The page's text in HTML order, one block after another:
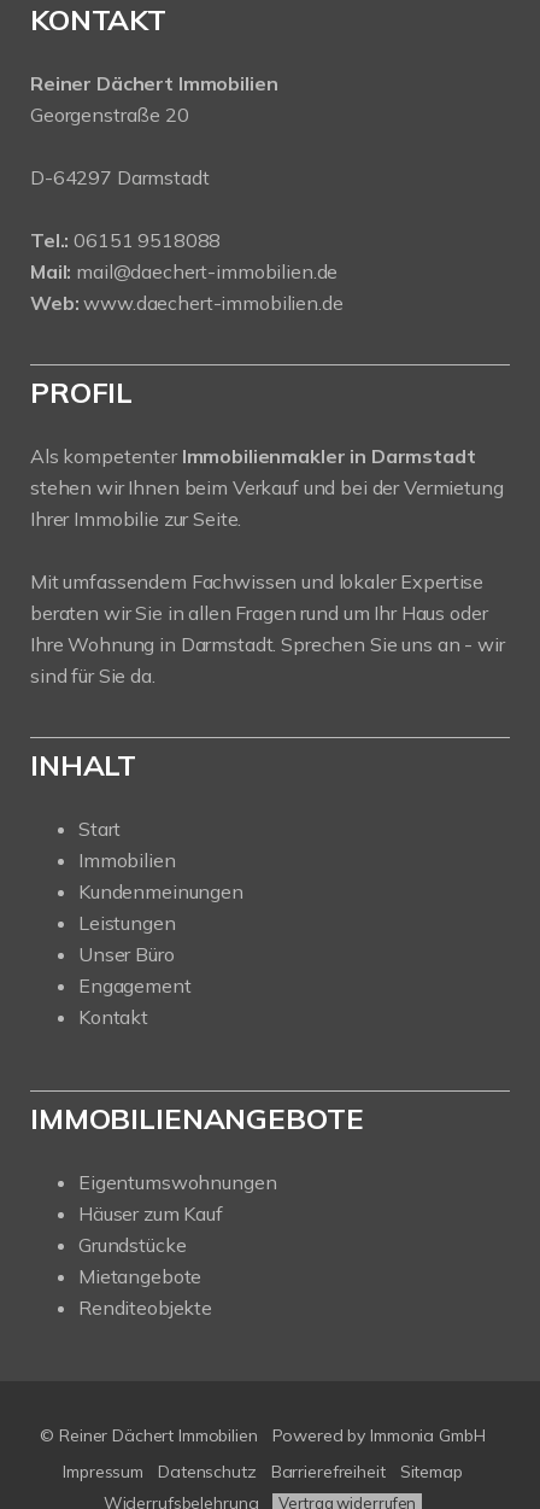
KONTAKT
Reiner Dächert Immobilien
Georgenstraße 20
D-64297 Darmstadt
Tel.: 06151 9518088
Mail: mail@daechert-immobilien.de
Web: www.daechert-immobilien.de
PROFIL
Als kompetenter Immobilienmakler in Darmstadt
stehen wir Ihnen beim Verkauf und bei der Vermietung
Ihrer Immobilie zur Seite.
Mit umfassendem Fachwissen und lokaler Expertise
beraten wir Sie in allen Fragen rund um Ihr Haus oder
Ihre Wohnung in Darmstadt. Sprechen Sie uns an - wir
sind für Sie da.
INHALT
Start
Immobilien
Kundenmeinungen
Leistungen
Unser Büro
Engagement
Kontakt
IMMOBILIENANGEBOTE
Eigentumswohnungen
Häuser zum Kauf
Grundstücke
Mietangebote
Renditeobjekte
© Reiner Dächert Immobilien Powered by Immonia GmbH
Impressum
Datenschutz Barrierefreiheit
Sitemap
Widerrufsbelehrung
Vertrag widerrufen